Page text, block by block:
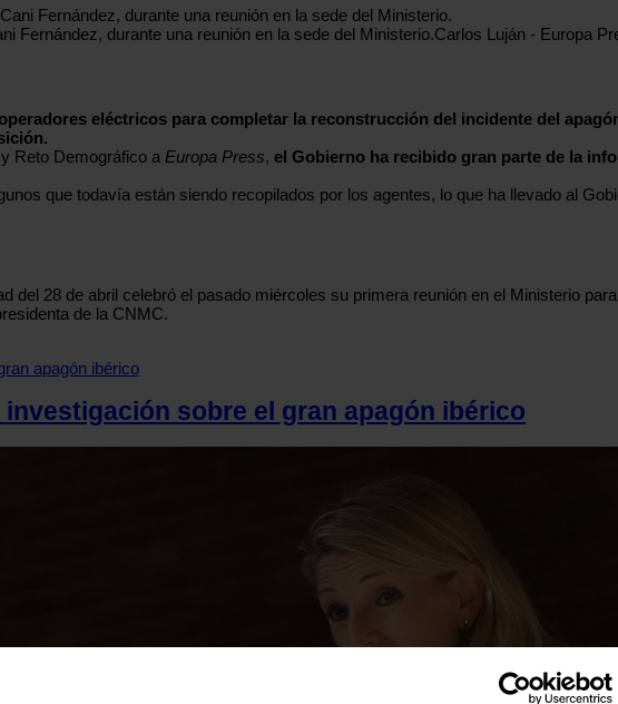
Fernández, durante una reunión en la sede del Ministerio.Carlos Luján - Europa
eléctricos para completar la reconstrucción del incidente del
Reto Demográfico a Europa Press, el Gobierno ha recibido gran parte de la
que todavía están siendo recopilados por los agentes, lo que ha llevado al
28 de abril celebró el pasado miércoles su primera reunión en el Ministerio
de la CNMC.
sobre el gran apagón ibérico